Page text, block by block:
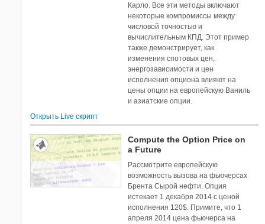
Карло. Все эти методы включают
некоторые компромиссы между
числовой точностью и
вычислительным КПД. Этот пример
также демонстрирует, как
изменения спотовых цен,
энергозависимости и цен
исполнения опциона влияют на
цены опции на европейскую Ваниль
и азиатские опции.
Открыть Live скрипт
Compute the Option Price on
a Future
Рассмотрите европейскую
возможность вызова на фьючерсах
Брента Сырой нефти. Опция
истекает 1 декабря 2014 с ценой
исполнения 120$. Примите, что 1
апреля 2014 цена фьючерса на